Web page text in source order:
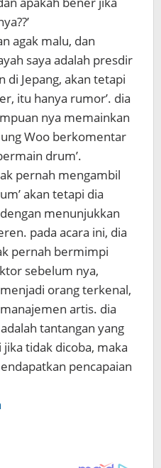
agak malu, dan
saya adalah presdir
di Jepang, akan tetapi
itu hanya rumor’. dia
nya memainkan
Woo berkomentar
drum’.
pernah mengambil
akan tetapi dia
menunjukkan
pada acara ini, dia
pernah bermimpi
sebelum nya,
orang terkenal,
artis. dia
tantangan yang
tidak dicoba, maka
pencapaian